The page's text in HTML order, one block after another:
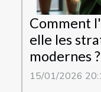
Comment
elle les
modernes ?
15/01/2026